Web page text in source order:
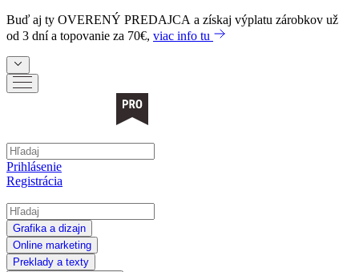
Buď aj ty OVERENÝ PREDAJCA a získaj výplatu zárobkov už
od 3 dní a topovanie za 70€, viac info tu
Prihlásenie
Registrácia
Grafika a dizajn
Online marketing
Preklady a texty